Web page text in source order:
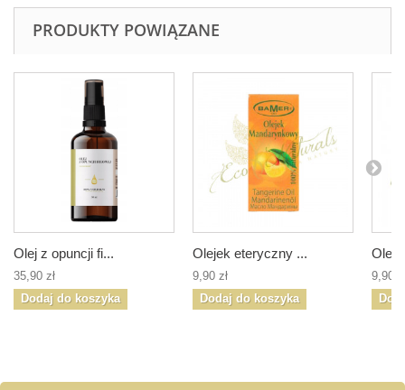
PRODUKTY POWIĄZANE
Olej z opuncji fi...
35,90 zł
Dodaj do koszyka
Olejek eteryczny ...
9,90 zł
Dodaj do koszyka
9,90